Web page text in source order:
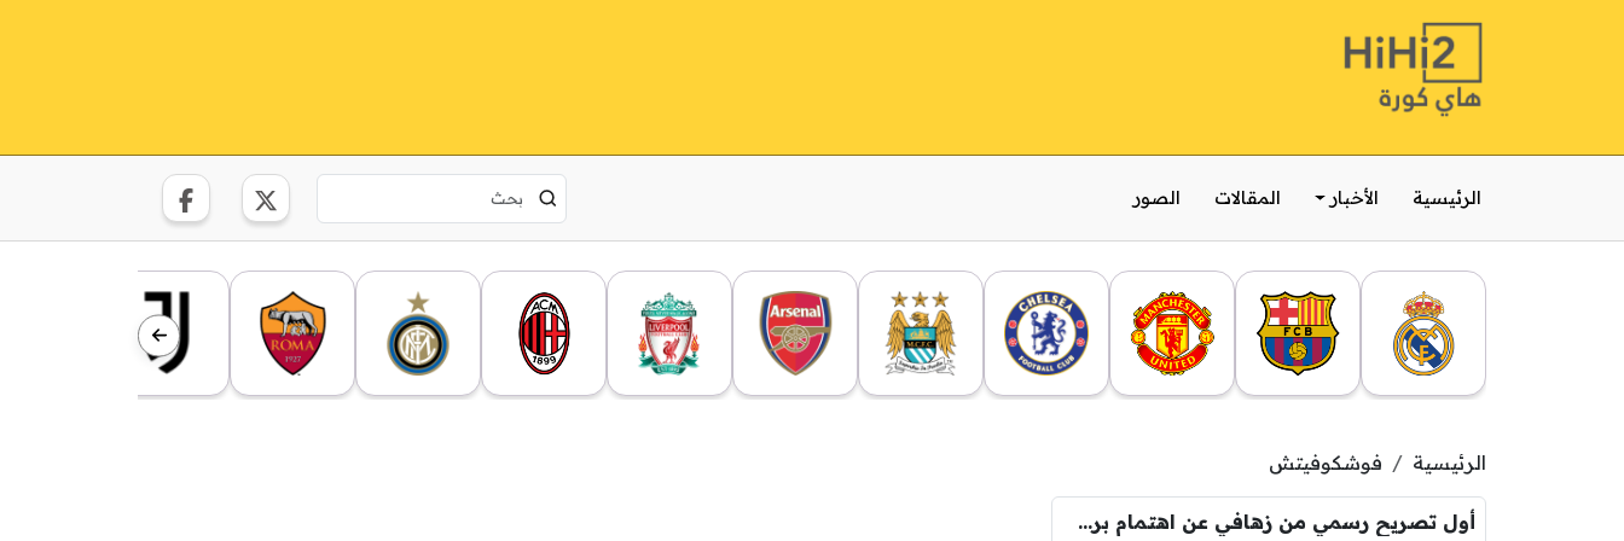
الرئيسية الأخبار المقالات الصور
الرئيسية فوشكوفيتش
أول تصريح رسمي من زهافي عن اهتمام برشلونة بـ فوشكوفيتش